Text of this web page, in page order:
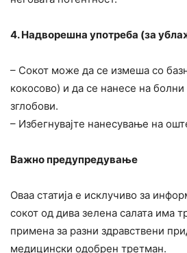
4. Надворешна употреба (за
– Сокот може да се измеша со
кокосово) и да се нанесе на
зглобови.
– Избегнувајте нанесување на
Важно предупредување
Оваа статија е исклучиво за
сокот од дива зелена салата има
примена за разни здравствени
медицински одобрен третман.